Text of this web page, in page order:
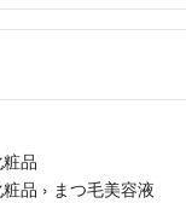
品
品 › まつ毛美容液